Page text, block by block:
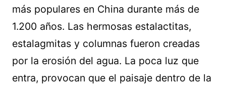
más populares en China durante más de
1.200 años. Las hermosas estalactitas,
estalagmitas y columnas fueron creadas
por la erosión del agua. La poca luz que
entra, provocan que el paisaje dentro de la